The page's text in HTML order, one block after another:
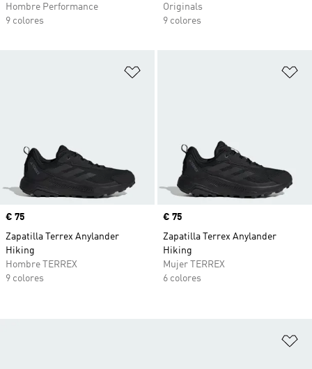
Hombre Performance
9 colores
Originals
9 colores
Precio
€ 75
Zapatilla Terrex Anylander
Hiking
Hombre TERREX
9 colores
Precio
€ 75
Zapatilla Terrex Anylander
Hiking
Mujer TERREX
6 colores